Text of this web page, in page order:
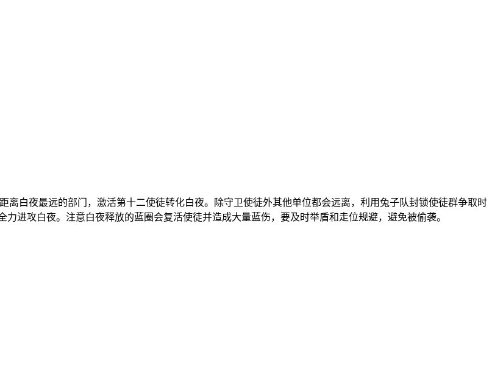
白夜最远的部门，激活第十二使徒转化白夜。除守卫使徒外其他单位都会远离，利用兔子队封锁使徒群争取时
进攻白夜。注意白夜释放的蓝圈会复活使徒并造成大量蓝伤，要及时举盾和走位规避，避免被偷袭。